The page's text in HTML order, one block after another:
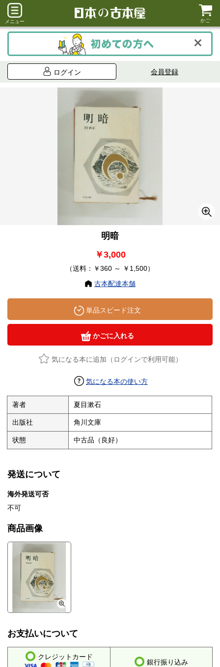
メニュー かご
ログイン 会員登録
明暗
￥3,000
（送料：￥360 ～ ￥1,500）
古本配達本舗
単品スピード注文
かごに入れる
気になる本に追加（ログインで利用可能）
気になる本の使い方
著者 夏目漱石
出版社 角川文庫
状態 中古品（良好）
発送について
海外発送可否
不可
商品画像
お支払いについて
クレジットカード
銀行振り込み